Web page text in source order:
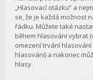
„Hlasovací otázku“ a
se, že je každá možnost
řádku. Můžete také
během hlasování vybrat
omezení trvání
hlasování) a nakonec
hlasy.